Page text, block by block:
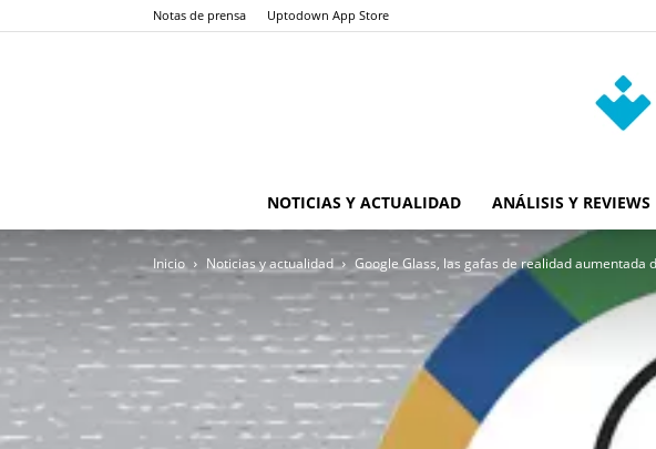
Notas de prensa Uptodown App Store
NOTICIAS Y ACTUALIDAD ANÁLISIS Y REVIEWS
Inicio Noticias y actualidad Google Glass, las gafas de realidad aumentada